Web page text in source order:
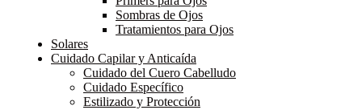
Sombras de Ojos
Tratamientos para Ojos
Solares
Cuidado Capilar y Anticaída
Cuidado del Cuero Cabelludo
Cuidado Específico
Estilizado y Protección